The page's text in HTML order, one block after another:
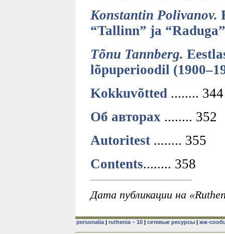
Konstantin Polivanov.
“Tallinn” ja
Tõnu Tannberg.
lõpuperioodil
Kokkuvõtted........ 344
Об авторах........ 352
Autoritest........ 355
Contents........ 358
Дата публикации на
personalia| ruthenia – 10| сетевые ресурсы| жж-